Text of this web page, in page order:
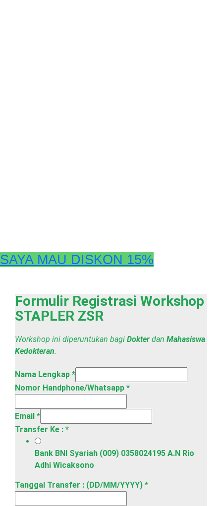
SAYA MAU DISKON 15%
Formulir Registrasi Workshop
STAPLER ZSR
Workshop ini diperuntukan bagi Dokter dan Mahasiswa
Kedokteran.
Nama Lengkap *
Nomor Handphone/Whatsapp *
Email *
Transfer Ke : *
Bank BNI Syariah (009) 0358024195 A.N Rio
Adhi Wicaksono
Tanggal Transfer : (DD/MM/YYYY) *